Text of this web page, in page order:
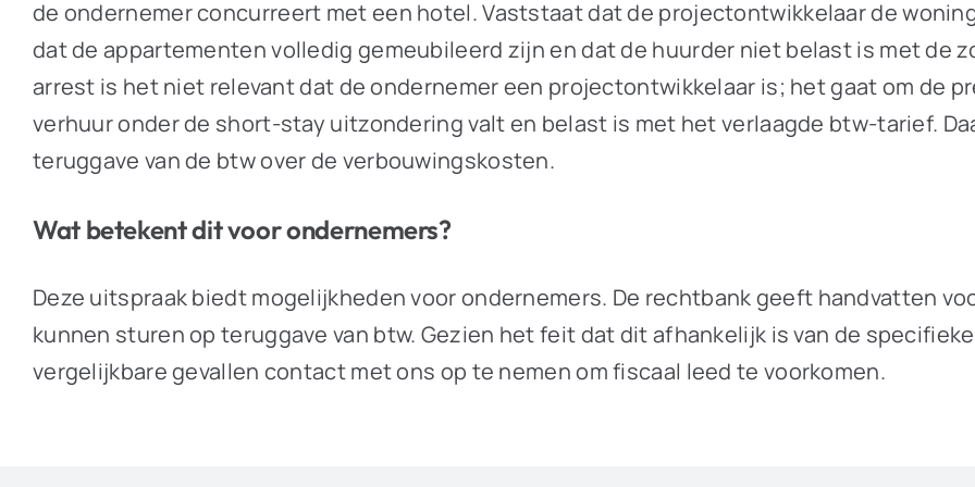
de ondernemer concurreert met een hotel. Vaststaat dat de projectontwikkelaar de
dat de appartementen volledig gemeubileerd zijn en dat de huurder niet belast is met de
arrest is het niet relevant dat de ondernemer een projectontwikkelaar is; het gaat om de
verhuur onder de short-stay uitzondering valt en belast is met het verlaagde btw-tarief.
teruggave van de btw over de verbouwingskosten.
Wat betekent dit voor ondernemers?
Deze uitspraak biedt mogelijkheden voor ondernemers. De rechtbank geeft handvatten
kunnen sturen op teruggave van btw. Gezien het feit dat dit afhankelijk is van de
vergelijkbare gevallen contact met ons op te nemen om fiscaal leed te voorkomen.